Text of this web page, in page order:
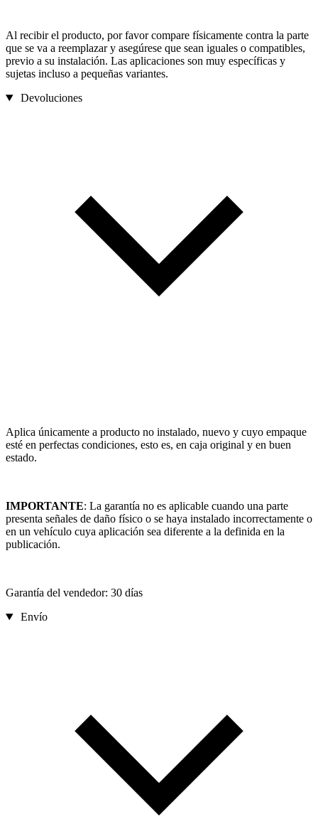
Al recibir el producto, por favor compare físicamente contra la parte
que se va a reemplazar y asegúrese que sean iguales o compatibles,
previo a su instalación. Las aplicaciones son muy específicas y
sujetas incluso a pequeñas variantes.
Devoluciones
Aplica únicamente a producto no instalado, nuevo y cuyo empaque
esté en perfectas condiciones, esto es, en caja original y en buen
estado.
IMPORTANTE: La garantía no es aplicable cuando una parte
presenta señales de daño físico o se haya instalado incorrectamente o
en un vehículo cuya aplicación sea diferente a la definida en la
publicación.
Garantía del vendedor: 30 días
Envío